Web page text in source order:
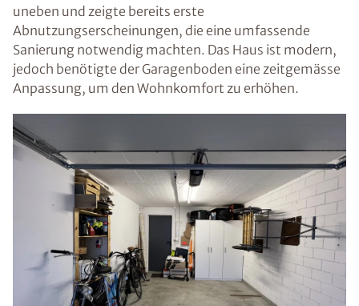
uneben und zeigte bereits erste
Abnutzungserscheinungen, die eine umfassende
Sanierung notwendig machten. Das Haus ist modern,
jedoch benötigte der Garagenboden eine zeitgemässe
Anpassung, um den Wohnkomfort zu erhöhen.